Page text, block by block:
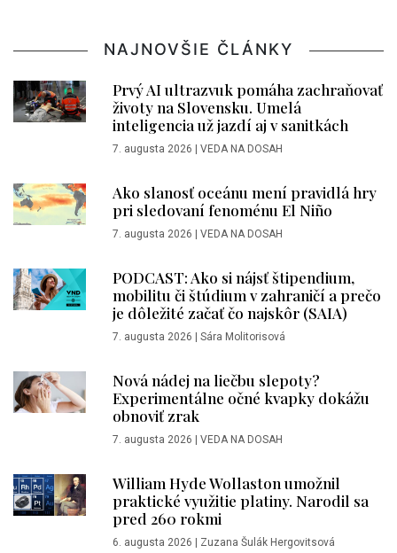
NAJNOVŠIE ČLÁNKY
Prvý AI ultrazvuk pomáha zachraňovať
životy na Slovensku. Umelá
inteligencia už jazdí aj v sanitkách
7. augusta 2026 VEDA NA DOSAH
Ako slanosť oceánu mení pravidlá hry
pri sledovaní fenoménu El Niño
7. augusta 2026 VEDA NA DOSAH
PODCAST: Ako si nájsť štipendium,
mobilitu či štúdium v zahraničí a prečo
je dôležité začať čo najskôr (SAIA)
7. augusta 2026 Sára Molitorisová
Nová nádej na liečbu slepoty?
Experimentálne očné kvapky dokážu
obnoviť zrak
7. augusta 2026 VEDA NA DOSAH
William Hyde Wollaston umožnil
praktické využitie platiny. Narodil sa
pred 260 rokmi
6. augusta 2026 Zuzana Šulák Hergovitsová